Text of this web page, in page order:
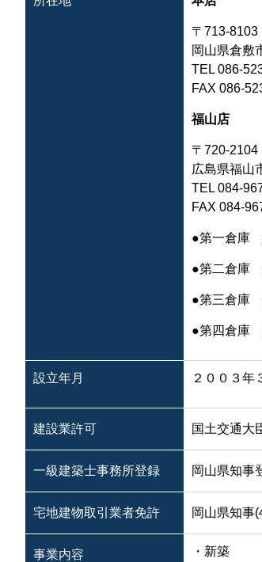
〒713-8103
岡山県倉敷
TEL 086-
FAX 086-
福山店
〒720-2104
広島県福山
TEL 084-
FAX 084-
●第一倉庫
●第二倉庫
●第三倉庫
●第四倉庫
設立年月 ２００３年
建設業許可 国土交通大
一級建築士事務所登録 岡山県知
宅地建物取引業者免許 岡山県知
事業内容
・新築